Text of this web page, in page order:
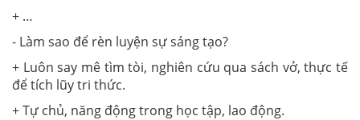
+ …
- Làm sao để rèn luyện sự sáng tạo?
+ Luôn say mê tìm tòi, nghiên cứu qua sách vở, thực tế
để tích lũy tri thức.
+ Tự chủ, năng động trong học tập, lao động.